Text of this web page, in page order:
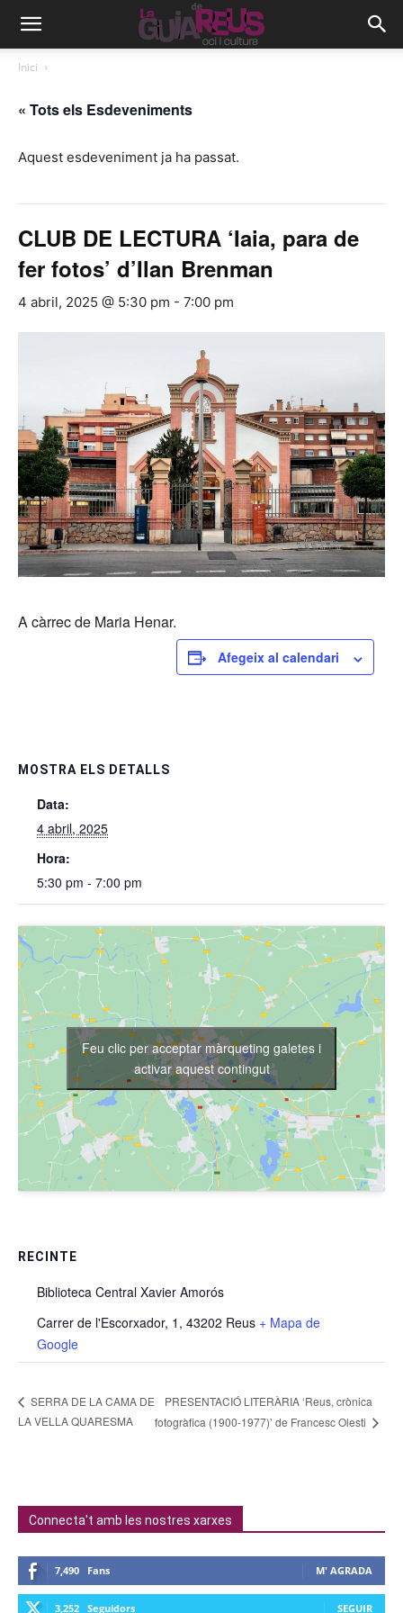
Inici
« Tots els Esdeveniments
Aquest esdeveniment ja ha passat.
CLUB DE LECTURA ‘Iaia, para de
fer fotos’ d’Ilan Brenman
4 abril, 2025 @ 5:30 pm - 7:00 pm
A càrrec de Maria Henar.
Afegeix al calendari
MOSTRA ELS DETALLS
Data:
4 abril, 2025
Hora:
5:30 pm - 7:00 pm
RECINTE
Biblioteca Central Xavier Amorós
Carrer de l'Escorxador, 1, 43202 Reus + Mapa de
Google
Feu clic per acceptar màrqueting galetes i
activar aquest contingut
SERRA DE LA CAMA DE
LA VELLA QUARESMA
PRESENTACIÓ LITERÀRIA ‘Reus, crònica
fotogràfica (1900-1977)’ de Francesc Olesti
Connecta't amb les nostres xarxes
7,490 Fans M' AGRADA
3,252 Seguidors SEGUIR